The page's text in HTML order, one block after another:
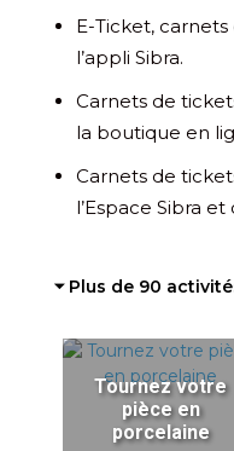
E-Ticket,
l’appli Sibra.
Carnets de
la boutique en
Carnets de
l’Espace Sibra
⏷ Plus de 90
Tournez votre
pièce en
porcelaine